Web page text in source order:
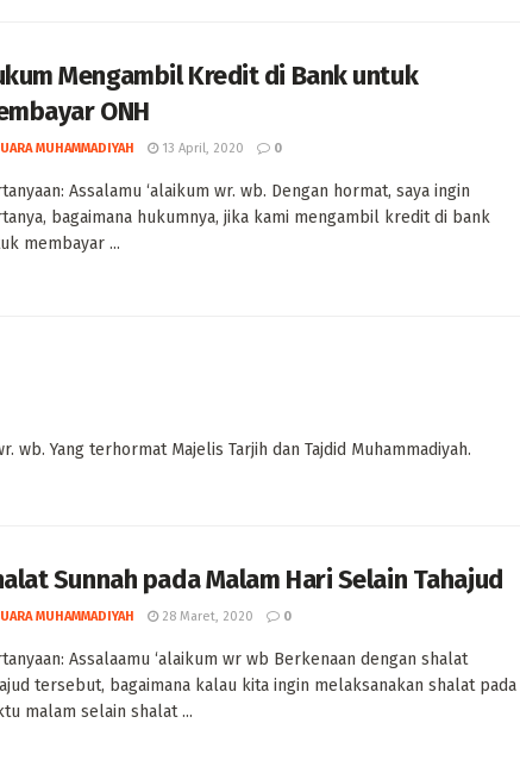
Mengambil Kredit di Bank untuk
ONH
MUHAMMADIYAH 13 April, 2020 0
Assalamu ‘alaikum wr. wb. Dengan hormat, saya ingin
bagaimana hukumnya, jika kami mengambil kredit di bank
membayar ...
wb. Yang terhormat Majelis Tarjih dan Tajdid Muhammadiyah.
Sunnah pada Malam Hari Selain Tahajud
MUHAMMADIYAH 28 Maret, 2020 0
Assalaamu ‘alaikum wr wb Berkenaan dengan shalat
tersebut, bagaimana kalau kita ingin melaksanakan shalat pada
malam selain shalat ...